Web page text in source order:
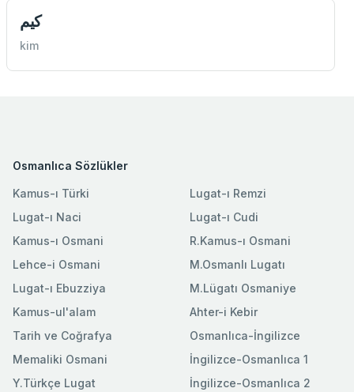
كيم
kim
Osmanlıca Sözlükler
Kamus-ı Türki
Lugat-ı Naci
Kamus-ı Osmani
Lehce-i Osmani
Lugat-ı Ebuzziya
Lugat-ı Remzi
Lugat-ı Cudi
R.Kamus-ı Osmani
M.Osmanlı Lugatı
M.Lügatı Osmaniye
Kamus-ul'alam
Tarih ve Coğrafya
Memaliki Osmani
Y.Türkçe Lugat
Ahter-i Kebir
Osmanlıca-İngilizce
İngilizce-Osmanlıca 1
İngilizce-Osmanlıca 2